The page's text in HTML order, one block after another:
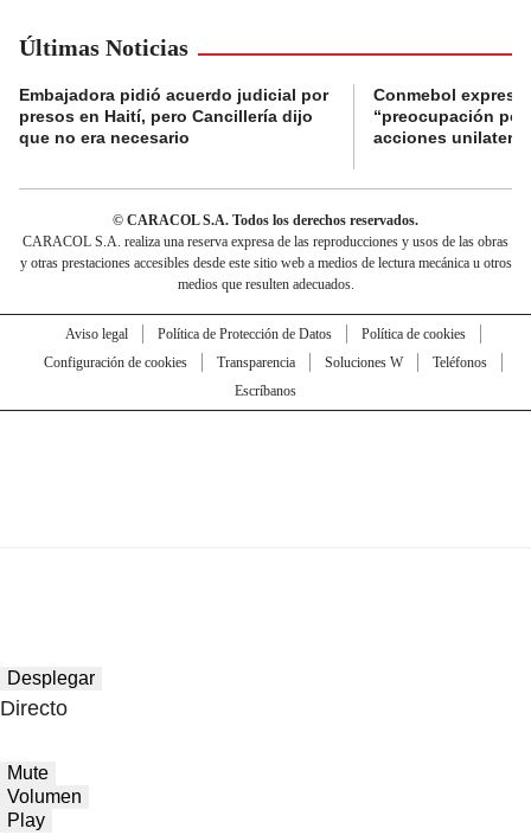
Últimas Noticias
Embajadora pidió acuerdo judicial por
presos en Haití, pero Cancillería dijo
que no era necesario
Conmebol expresó
“preocupación
acciones
© CARACOL S.A. Todos los derechos reservados.
CARACOL S.A. realiza una reserva expresa de las reproducciones y usos de las obras
y otras prestaciones accesibles desde este sitio web a medios de lectura mecánica u otros
medios que resulten adecuados.
Aviso legal Política de Protección de Datos
Política de cookies
Configuración de cookies
Transparencia Soluciones W
Teléfonos
Escríbanos
Desplegar
Directo
Mute
Volumen
Play